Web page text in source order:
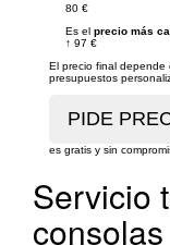
80 €
Es el precio más
↑ 97 €
El precio final depende
presupuestos
es gratis y sin
Servicio